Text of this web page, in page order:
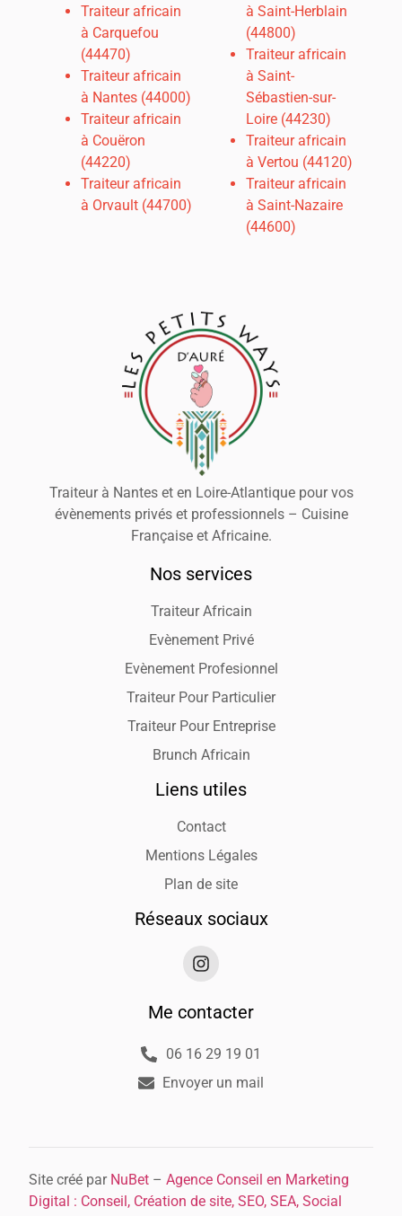
Traiteur africain
à Carquefou
(44470)
Traiteur africain
à Nantes (44000)
Traiteur africain
à Couëron
(44220)
Traiteur africain
à Orvault (44700)
à Saint-Herblain
(44800)
Traiteur africain
à Saint-
Sébastien-sur-
Loire (44230)
Traiteur africain
à Vertou (44120)
Traiteur africain
à Saint-Nazaire
(44600)
Traiteur à Nantes et en Loire-Atlantique pour vos
évènements privés et professionnels – Cuisine
Française et Africaine.
Nos services
Traiteur Africain
Evènement Privé
Evènement Profesionnel
Traiteur Pour Particulier
Traiteur Pour Entreprise
Brunch Africain
Liens utiles
Contact
Mentions Légales
Plan de site
Réseaux sociaux
Me contacter
06 16 29 19 01
Envoyer un mail
Site créé par NuBet – Agence Conseil en Marketing
Digital : Conseil, Création de site, SEO, SEA, Social